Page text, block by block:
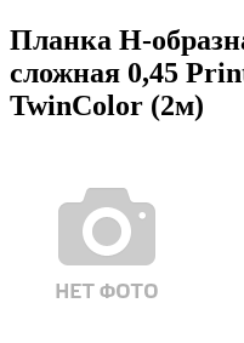
Планка Н-
сложная 0,45
TwinColor (2м)